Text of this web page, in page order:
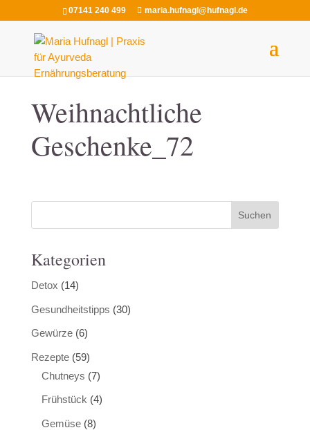
07141 240 499 maria.hufnagl@hufnagl.de
Weihnachtliche
Geschenke_72
Kategorien
Detox (14)
Gesundheitstipps (30)
Gewürze(6)
Rezepte(59)
Chutneys (7)
Frühstück (4)
Gemüse(8)